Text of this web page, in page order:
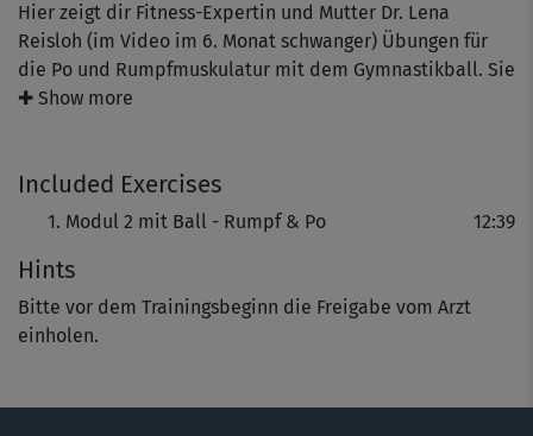
Hier zeigt dir Fitness-Expertin und Mutter Dr. Lena
Reisloh (im Video im 6. Monat schwanger) Übungen für
die Po und Rumpfmuskulatur mit dem Gymnastikball. Sie
mobilisieren deinen Körper und aktivieren zudem die
wächst dein Bauch während der Schwangerschaft - und
dein Körper sollte ein gesundes „Gegengewicht“ dazu
schaffen, um Fehlbelastungen und Blockaden
vorzubeugen.
Los geht’s im Sitzen mit kleinen Bewegungen, die für eine
Training gewinnt an Intensität und fordert deinen
✚ Show more
Included Exercises
Modul 2 mit Ball - Rumpf & Po 12:39
Hints
Bitte vor dem Trainingsbeginn die Freigabe vom Arzt
einholen.